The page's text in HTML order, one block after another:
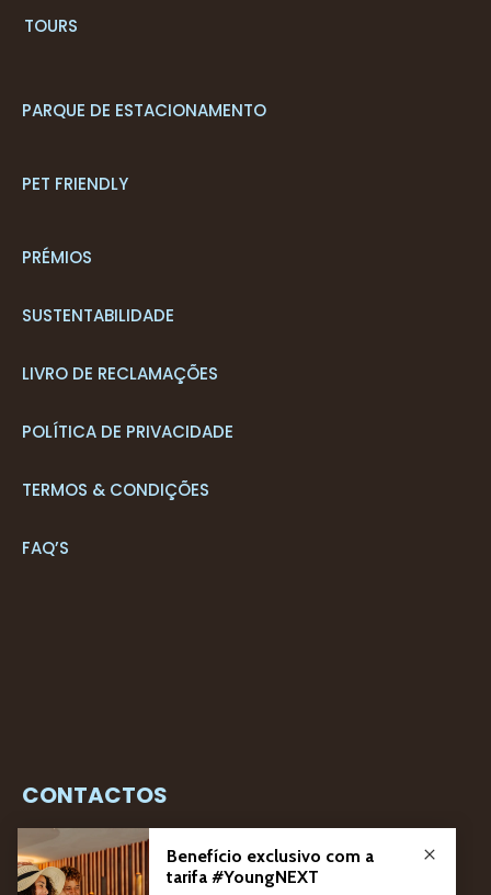
TOURS
PARQUE DE ESTACIONAMENTO
PET FRIENDLY
PRÉMIOS
SUSTENTABILIDADE
LIVRO DE RECLAMAÇÕES
POLÍTICA DE PRIVACIDADE
TERMOS & CONDIÇÕES
FAQ’S
CONTACTOS
+351 291 205 700*